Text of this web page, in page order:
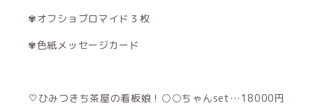
✾オフショブロマイド３枚
✾色紙メッセージカード
♡ひみつきち茶屋の看板娘！○○ちゃんset…18000円